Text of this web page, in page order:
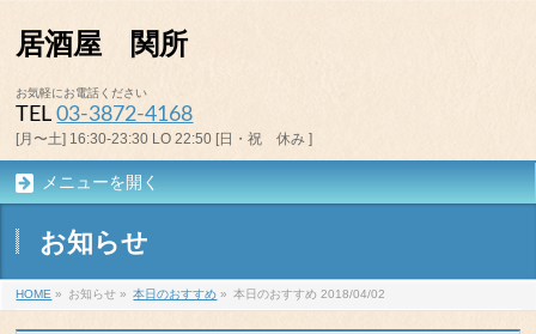
居酒屋 関所
お気軽にお電話ください
TEL03-3872-4168
[月〜土] 16:30-23:30 LO 22:50 [日・祝 休み ]
メニューを開く
お知らせ
HOME » お知らせ » 本日のおすすめ » 本日のおすすめ 2018/04/02